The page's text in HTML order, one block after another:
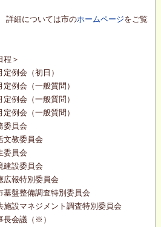
細については市のホームページをご覧
程＞
例会（初日）
会（一般質問）
会（一般質問）
会（一般質問）
員会
教委員会
員会
設委員会
報特別委員会
盤整備調査特別委員会
設マネジメント調査特別委員会
会議（※）